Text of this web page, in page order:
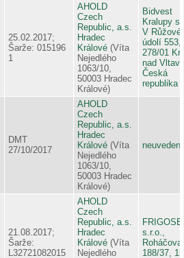
25.02.2017;
Šarže: 015196
1
AHOLD
Czech
Republic, a.s.
Hradec
Králové (Víta
Nejedlého
1063/10,
50003 Hradec
Králové)
Bidvest
Kralupy
V
údolí 553,
278/01
nad
Česká
republika
DMT
27/10/2017
AHOLD
Czech
Republic, a.s.
Hradec
Králové (Víta
Nejedlého
1063/10,
50003 Hradec
Králové)
neuveden
21.08.2017;
Šarže:
L32721082015
AHOLD
Czech
Republic, a.s.
Hradec
Králové (Víta
Nejedlého
s.r.o.,
Roháčova
188/37,